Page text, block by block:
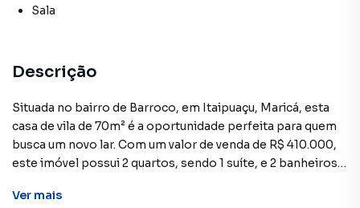
Sala
Descrição
Situada no bairro de Barroco, em Itaipuaçu, Maricá, esta
casa de vila de 70m² é a oportunidade perfeita para quem
busca um novo lar. Com um valor de venda de R$ 410.000,
este imóvel possui 2 quartos, sendo 1 suíte, e 2 banheiros,
precisa.
Ver mais